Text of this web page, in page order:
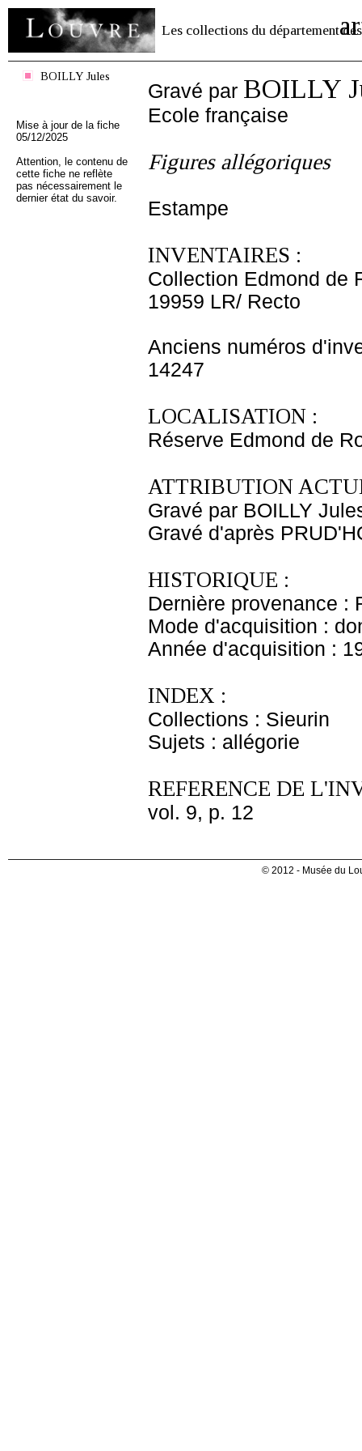
Les collections du département des
BOILLY Jules
Mise à jour de la fiche
05/12/2025
Attention, le contenu de
cette fiche ne reflète
pas nécessairement le
dernier état du savoir.
Gravé par BOILLY
Ecole française
Figures allégoriques
Estampe
INVENTAIRES :
Collection Edmond de
19959 LR/ Recto
Anciens numéros
14247
LOCALISATION :
Réserve Edmond de
ATTRIBUTION
Gravé par BOILLY
Gravé d'après
HISTORIQUE :
Dernière provenance :
Mode d'acquisition :
Année d'acquisition :
INDEX :
Collections : Sieurin
Sujets : allégorie
REFERENCE DE
vol. 9, p. 12
© 2012 - Musée du